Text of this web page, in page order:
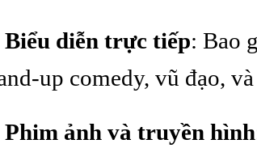
Biểu diễn trực tiếp: Bao
up comedy, vũ đạo,
Phim ảnh và truyền hình